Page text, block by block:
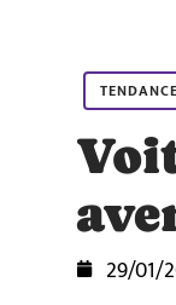
29/01/